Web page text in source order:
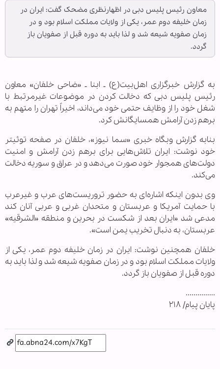
معاون رئیس پلیس دبی در اظهارنظری مضحک گفت: ایران در
زمان خلیفه دوم عمر، یکی از ولایات مملکت اسلام بود و در
زمان صفویه شیعه شد و لذا باید به دوره قبل از صفویان باز
گردد.
به گزارش خبرگزاری اهل‌بیت(ع) ـ ابنا ـ «ضاحی خلفان» معاون
رئیس پلیس دبی که دخالت کردن در موضوعات غیرمرتبط با
شغل خود را از وظایف حتمی خود می‌داند، اخیراً تهران را متهم به
برهم زدن آرامش همسایگانش کرد.
بنابه گزارش وبگاه خبری «سما نیوز»، خلفان در صفحه توئیتر
خود نوشت: ایران تلاش‌هایی برای برهم زدن آرامش و امنیت
دولت‌های همجوار خود صورت می‌دهد و در عراق و سوریه دخالت
می‌کند.
وی بدون اینکه اشاره‌ای به حضور تروریست‌های عرب و غیرعرب
با حمایت آمریکا و عربستان و متحدان غربی و عربی آنان کند
مدعی شد «ایران بعد از شکست در بحرین و منطقه «الشرقیه»
عربستان، به دنبال تخریب یمن است».
خلفان همچنین نوشت: ایران در زمان خلیفه دوم عمر، یکی از
ولایات مملکت اسلام بود و در زمان صفویه شیعه شد و لذا باید به
دوره قبل از صفویان باز گردد.
...............
پایان پیام/ ۲۱۸